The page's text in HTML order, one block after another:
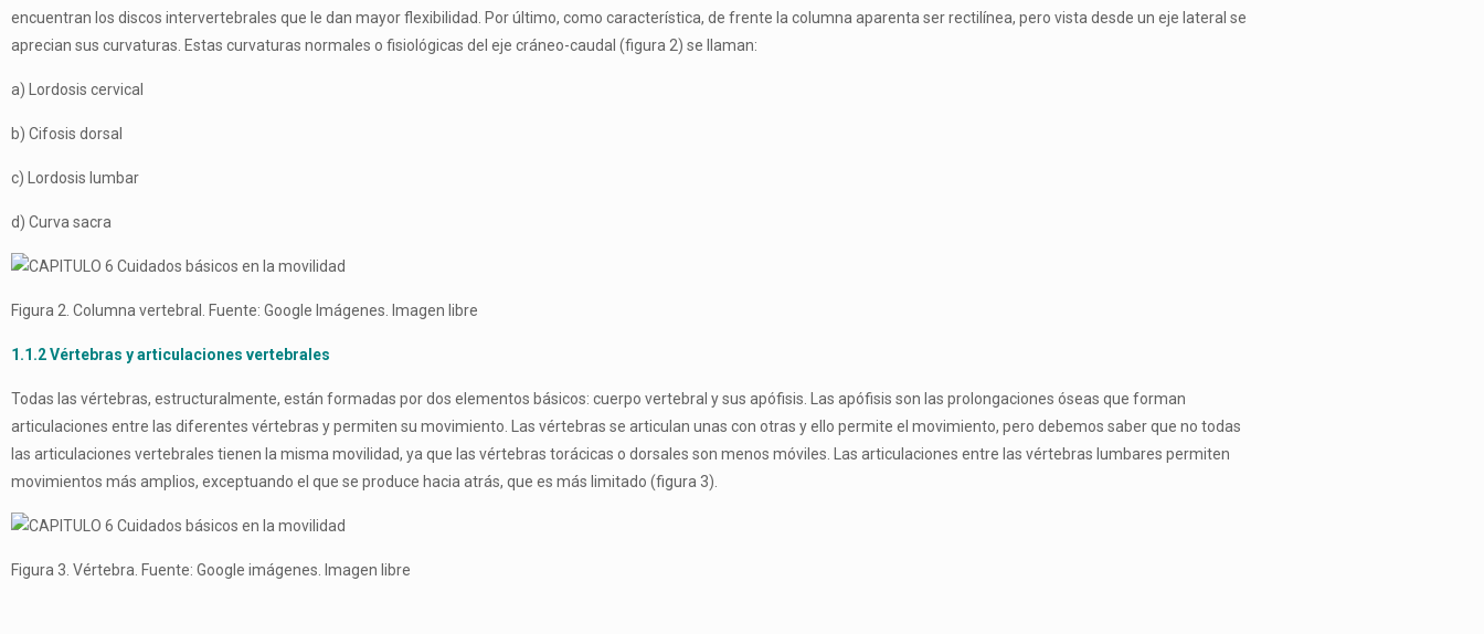
encuentran los discos intervertebrales que le dan mayor flexibilidad. Por último, como característica, de frente la columna aparenta ser rectilínea, pero vista desde un eje lateral se
aprecian sus curvaturas. Estas curvaturas normales o fisiológicas del eje cráneo-caudal (figura 2) se llaman:
a) Lordosis cervical
b) Cifosis dorsal
c) Lordosis lumbar
d) Curva sacra
Figura 2. Columna vertebral. Fuente: Google Imágenes. Imagen libre
1.1.2 Vértebras y articulaciones vertebrales
Todas las vértebras, estructuralmente, están formadas por dos elementos básicos: cuerpo vertebral y sus apófisis. Las apófisis son las prolongaciones óseas que for­man
articulaciones entre las diferentes vértebras y permiten su movimiento. Las vértebras se articulan unas con otras y ello permite el movimiento, pero debemos saber que no todas
las articulaciones vertebrales tienen la misma movilidad, ya que las vértebras torácicas o dorsales son menos móviles. Las articulaciones entre las vértebras lumbares permiten
movimientos más amplios, exceptuando el que se produce hacia atrás, que es más limitado (figura 3).
Figura 3. Vértebra. Fuente: Google imágenes. Imagen libre